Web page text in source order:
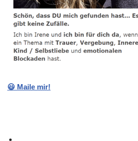
😃 Maile mir!